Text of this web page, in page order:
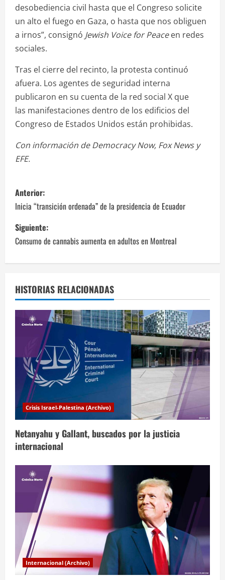
desobediencia civil hasta que el Congreso solicite
un alto el fuego en Gaza, o hasta que nos obliguen
a irnos”, consignó Jewish Voice for Peaceen redes
sociales.
Tras el cierre del recinto, la protesta continuó
afuera. Los agentes de seguridad interna
publicaron en su cuenta de la red social X que
las manifestaciones dentro de los edificios del
Congreso de Estados Unidos están prohibidas.
Con información de Democracy Now, Fox News y
EFE.
N
a
v
e
a
c
ó
d
e
e
n
d
a
Anterior:
Inicia “transición ordenada” de la presidencia de Ecuador
Siguiente:
Consumo de cannabis aumenta en adultos en Montreal
HISTORIAS RELACIONADAS
Crisis Israel-Palestina (Archivo)
Netanyahu y Gallant, buscados por la justicia
internacional
Internacional (Archivo)